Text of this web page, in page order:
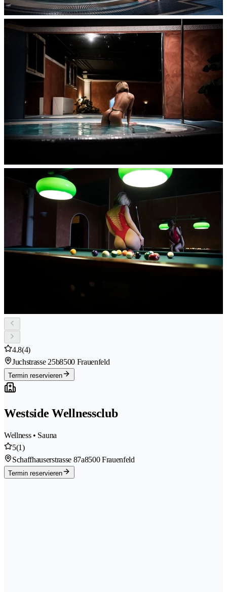
4.8(4)
Juchstrasse 25b8500 Frauenfeld
Termin reservieren
Westside Wellnessclub
Wellness • Sauna
5(1)
Schaffhauserstrasse 87a8500 Frauenfeld
Termin reservieren